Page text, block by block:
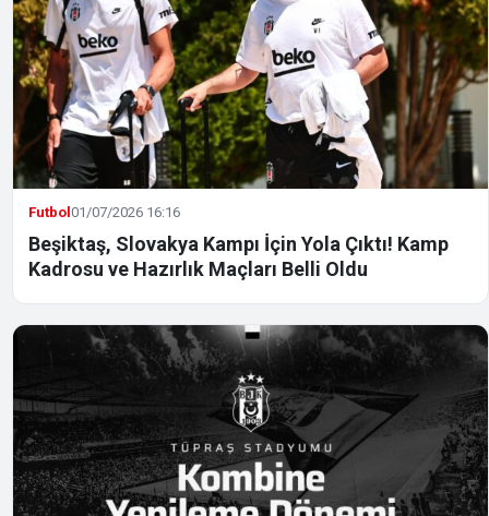
Futbol01/07/2026 16:16
Beşiktaş, Slovakya Kampı İçin Yola Çıktı! Kamp
Kadrosu ve Hazırlık Maçları Belli Oldu